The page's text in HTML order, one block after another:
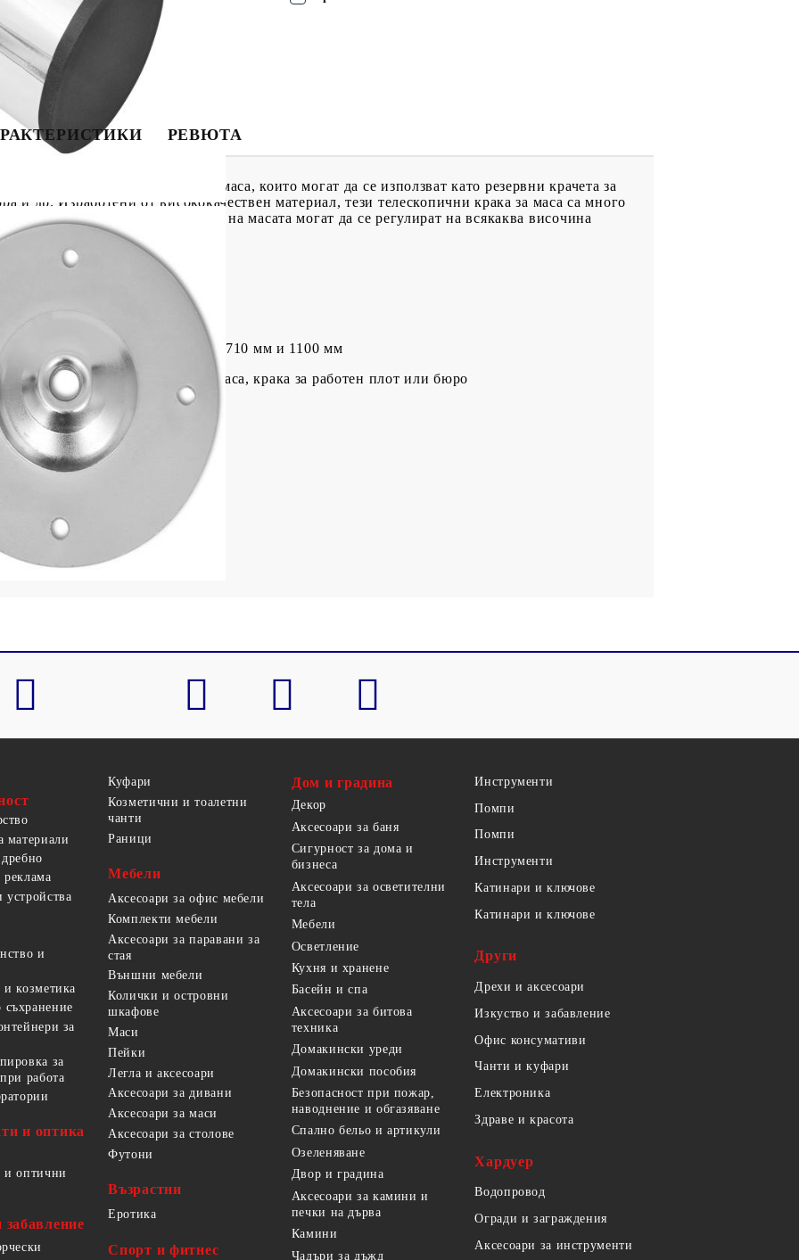
РЕВЮТА
телескопични крака за маса, които могат да се използват като резервни крачета за
и др. Изработени от висококачествен материал, тези телескопични крака за маса са много
телескопичните тръби, краката на масата могат да се регулират на всякаква височина
много лесен и бърз.
височината на крака между 710 мм и 1100 мм
за маса за закуска, крака за маса, крака за работен плот или бюро
материали
и
козметика
за
за
работа
и оптика
и оптични
забавление
Куфари
Козметични и тоалетни
чанти
Раници
Мебели
Аксесоари за офис мебели
Комплекти мебели
Аксесоари за паравани за
стая
Външни мебели
Колички и островни
шкафове
Маси
Пейки
Легла и аксесоари
Аксесоари за дивани
Аксесоари за маси
Аксесоари за столове
Футони
Възрастни
Еротика
Спорт и фитнес
Дом и градина
Декор
Аксесоари за баня
Сигурност за дома и
бизнеса
Аксесоари за осветителни
тела
Мебели
Осветление
Кухня и хранене
Басейн и спа
Аксесоари за битова
техника
Домакински уреди
Домакински пособия
Безопасност при пожар,
наводнение и обгазяване
Спално бельо и артикули
Озеленяване
Двор и градина
Аксесоари за камини и
печки на дърва
Камини
Чадъри за дъжд
Инструменти
Помпи
Помпи
Инструменти
Катинари и ключове
Катинари и ключове
Други
Дрехи и аксесоари
Изкуство и забавление
Офис консумативи
Чанти и куфари
Електроника
Здраве и красота
Хардуер
Водопровод
Огради и заграждения
Аксесоари за инструменти